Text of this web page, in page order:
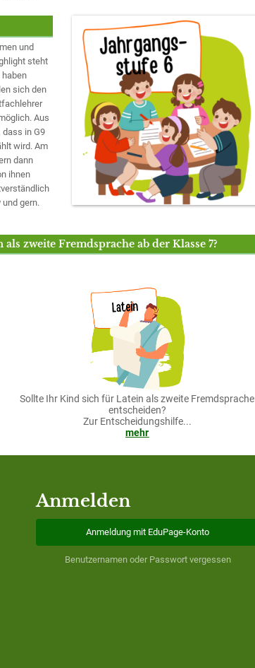
und
steht
sich den
Aus
dass in G9
wird. Am
dann
ihnen
gern.
zweite Fremdsprache ab der Klasse 7?
Sollte Ihr Kind sich für Latein als zweite Fremdsprache
entscheiden?
Zur Entscheidungshilfe...
mehr
Anmelden
Anmeldung mit EduPage-Konto
Benutzernamen oder Passwort vergessen